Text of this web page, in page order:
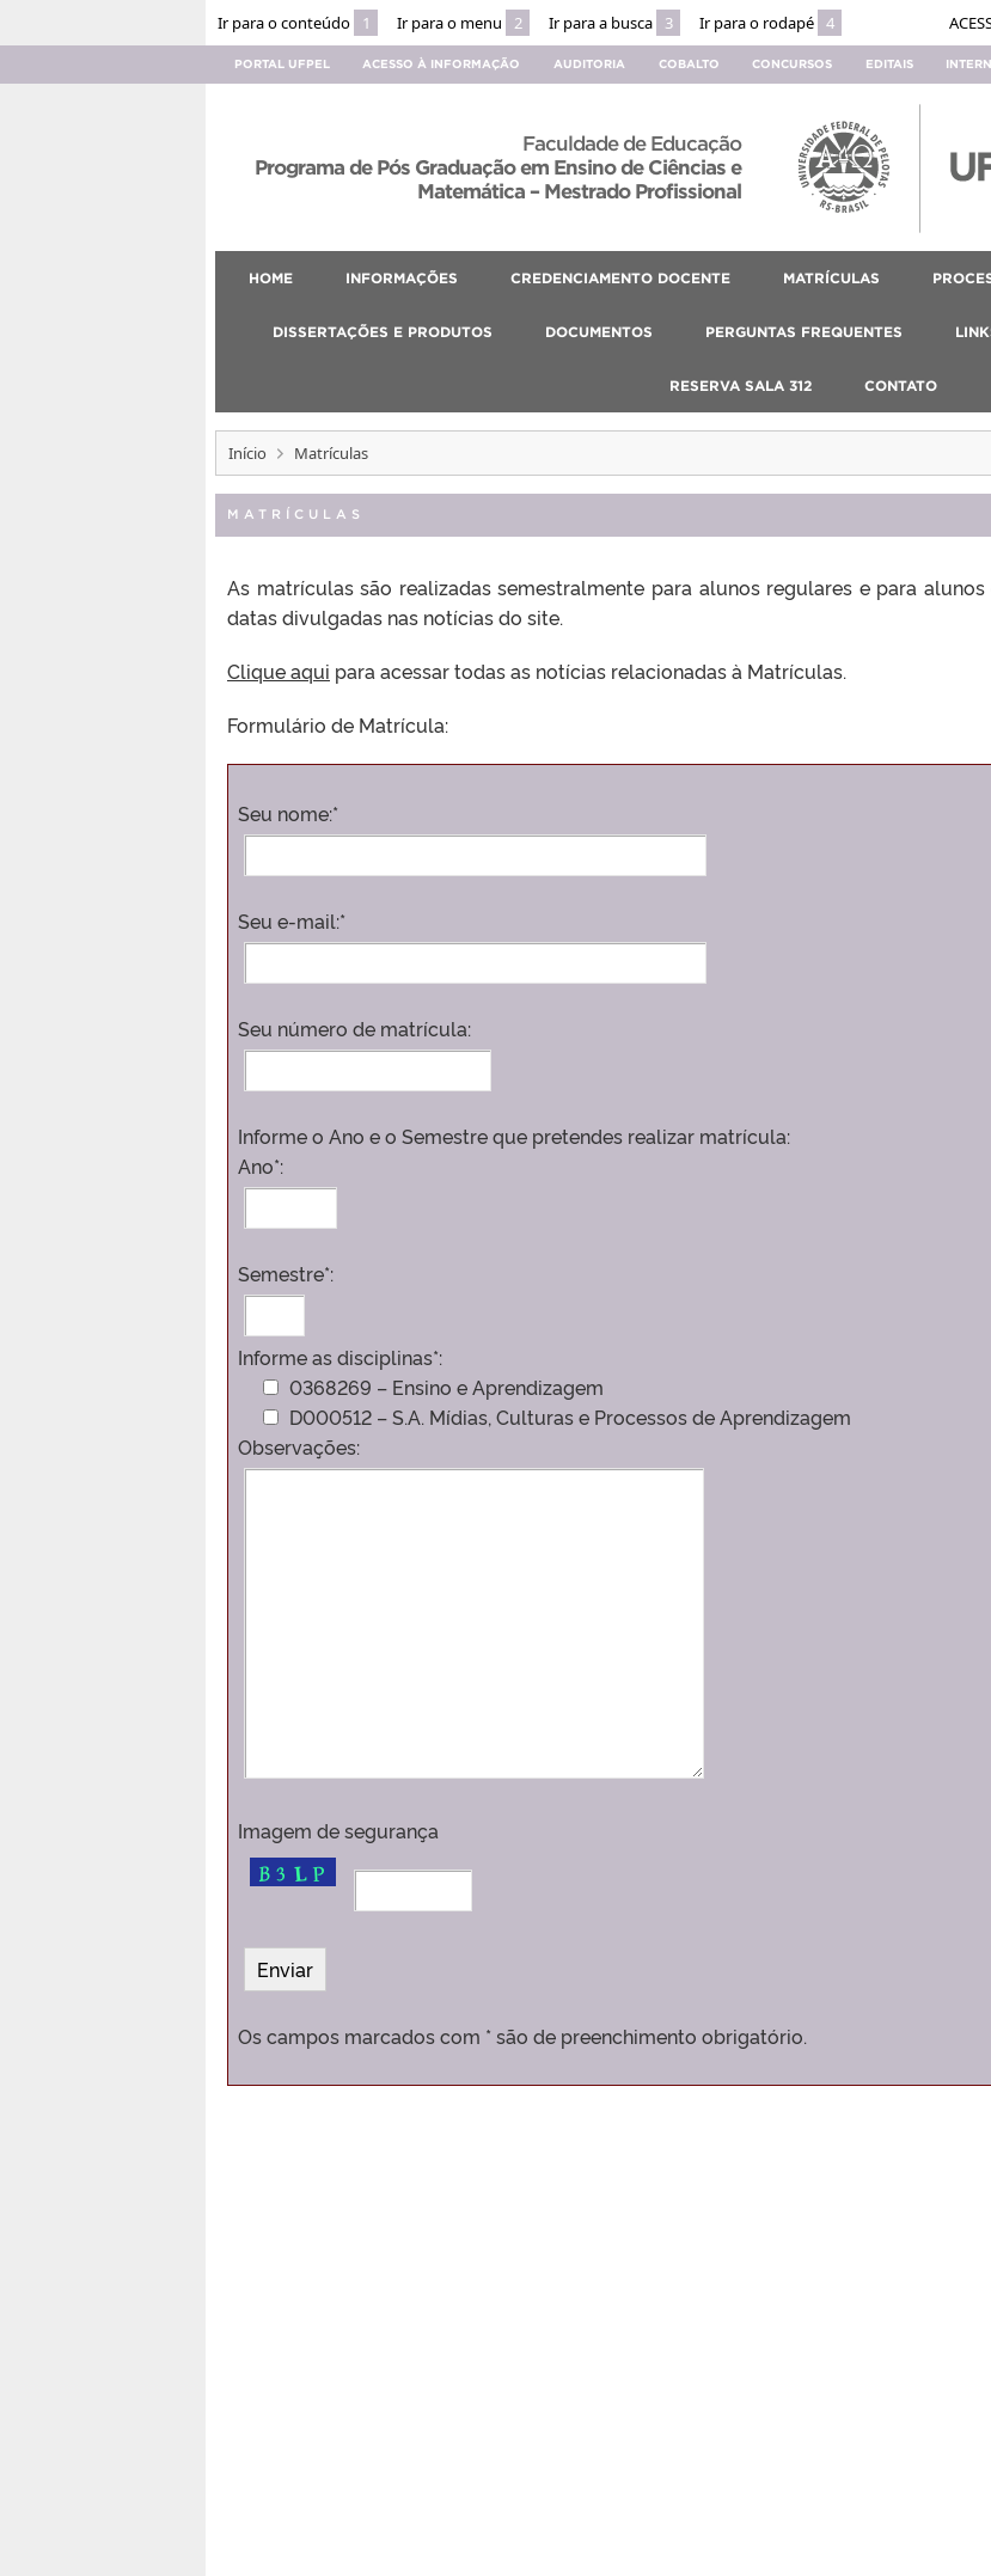
Ir para o conteúdo 1 Ir para o menu 2 Ir para a busca 3 Ir para o rodapé 4
PORTAL UFPEL ACESSO À INFORMAÇÃO AUDITORIA COBALTO CONCURSOS EDITAIS
Faculdade de Educação
Programa de Pós Graduação em Ensino de Ciências e
Matemática – Mestrado Profissional
HOME INFORMAÇÕES CREDENCIAMENTO DOCENTE MATRÍCULAS
DISSERTAÇÕES E PRODUTOS DOCUMENTOS PERGUNTAS FREQUENTES
RESERVA SALA 312 CONTATO
Início Matrículas
MATRÍCULAS
As matrículas são realizadas semestralmente para alunos regulares e para alunos
datas divulgadas nas notícias do site.
Clique aqui para acessar todas as notícias relacionadas à Matrículas.
Formulário de Matrícula:
Seu nome:*
Seu e-mail:*
Seu número de matrícula:
Informe o Ano e o Semestre que pretendes realizar matrícula:
Ano*:
Semestre*:
Informe as disciplinas*:
0368269 – Ensino e Aprendizagem
D000512 – S.A. Mídias, Culturas e Processos de Aprendizagem
Observações:
Imagem de segurança
Os campos marcados com * são de preenchimento obrigatório.